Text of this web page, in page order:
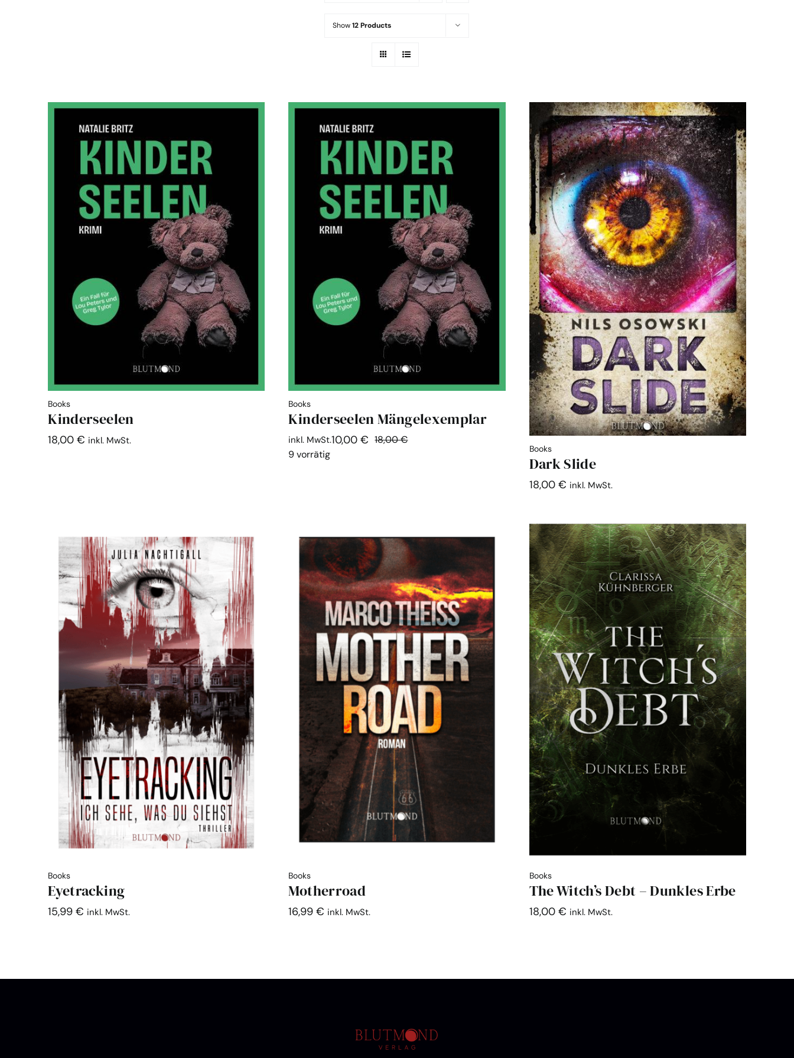
Show12 Products
Books
Kinderseelen
18,00€ inkl. MwSt.
Books
Kinderseelen Mängelexemplar
18,00€
Ursprünglicher
10,00€
Aktueller
inkl. MwSt.
9 vorrätig
Books
Dark Slide
18,00 € inkl. MwSt.
Books
Eyetracking
15,99€ inkl. MwSt.
Books
Motherroad
16,99€ inkl. MwSt.
Books
The Witch’s Debt – Dunkles Erbe
18,00 € inkl. MwSt.